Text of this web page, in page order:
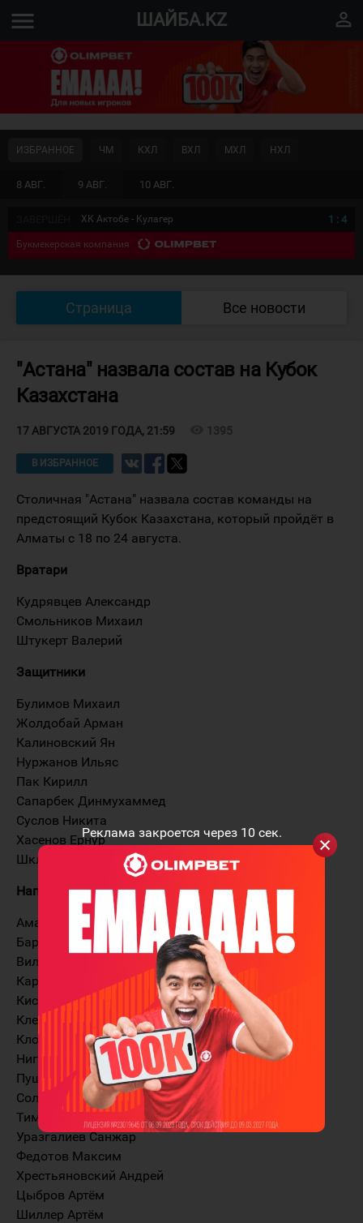
Реклама закроется через 10 сек.
menu ШАЙБА.KZ perm_identity
8 АВГ. 9 АВГ. 10 АВГ.
ИЗБРАННОЕ ЧМ КХЛ ВХЛ МХЛ НХЛ
ХК Актобе - Кулагер 1 : 4
Букмекерская компания
Страница Все новости
"Астана" назвала состав на Кубок
Казахстана
17 АВГУСТА 2019 ГОДА, 21:59 1395
В ИЗБРАННОЕ
Столичная "Астана" назвала состав команды на
предстоящий Кубок Казахстана, который пройдёт в
Алматы с 18 по 24 августа.
Вратари
Кудрявцев Александр
Смольников Михаил
Штукерт Валерий
Защитники
Булимов Михаил
Жолдобай Арман
Калиновский Ян
Нуржанов Ильяс
Пак Кирилл
Сапарбек Динмухаммед
Суслов Никита
Хасенов Ернур
Шклярук Родион
Нападающие
Аманжолов Адиль
Баранов Дмитрий
Вильчинский Егор
Карпасов Никита
Кисель Игорь
Клепко Иван
Клочков Богдан
Нигай Антон
Пушкарёв Дмитрий
Солодовников Илья
Тимофеев Роман
Уразгалиев Санжар
Федотов Максим
Хрестьяновский Андрей
Цыбров Артём
Шиллер Артём